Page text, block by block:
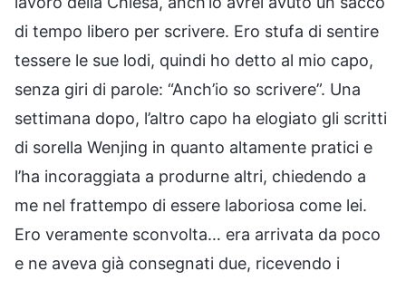
di tempo libero per scrivere. Ero stufa di sentire
tessere le sue lodi, quindi ho detto al mio capo,
senza giri di parole: “Anch’io so scrivere”. Una
settimana dopo, l’altro capo ha elogiato gli scritti
di sorella Wenjing in quanto altamente pratici e
l’ha incoraggiata a produrne altri, chiedendo a
me nel frattempo di essere laboriosa come lei.
Ero veramente sconvolta… era arrivata da poco
e ne aveva già consegnati due, ricevendo i